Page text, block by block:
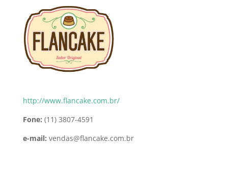
http://www.flancake.com.br/
Fone: (11) 3807-4591
e-mail: vendas@flancake.com.br